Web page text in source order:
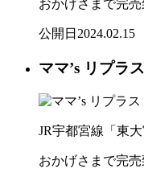
おかげさまで完売
公開日 2024.02.15
ママ’s リプラ
JR宇都宮線「東
おかげさまで完売